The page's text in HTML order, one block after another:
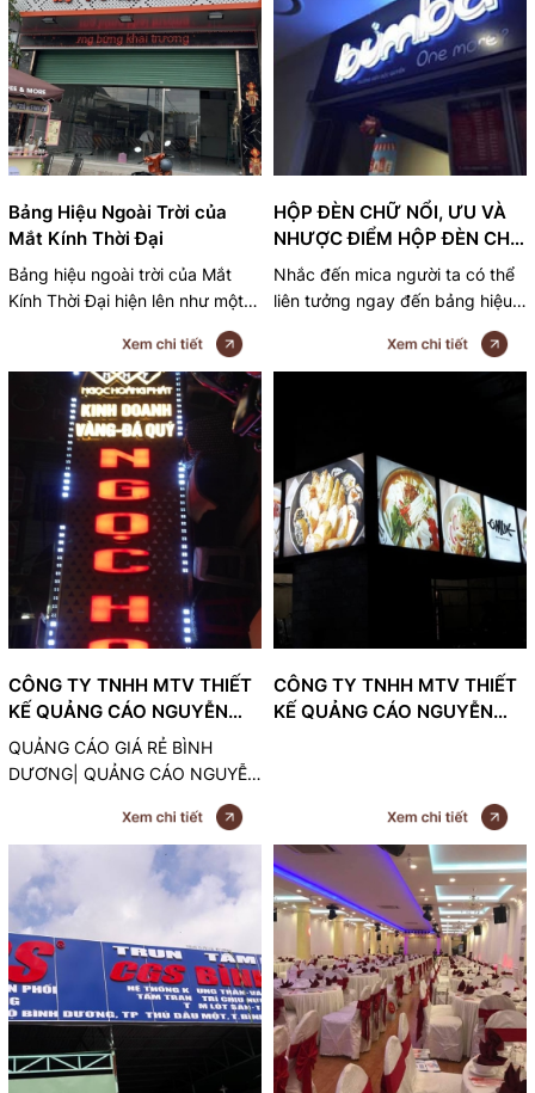
Bảng Hiệu Ngoài Trời của
Mắt Kính Thời Đại
Bảng hiệu ngoài trời của Mắt
Kính Thời Đại hiện lên như một
điểm nhấn sáng tạo giữa phố thị
ồn ào. Với nền màu sắc hiện đại
và thiết kế tinh tế, bảng hiệu thể
hiện sự sang trọng và chuyên
nghiệp của thương hiệu
HỘP ĐÈN CHỮ NỔI, ƯU VÀ
NHƯỢC ĐIỂM HỘP ĐÈN CHỮ
NỔI
Nhắc đến mica người ta có thể
liên tưởng ngay đến bảng hiệu
chữ nổi. Bảng hiệu chữ nổi mica
là phương thức quảng cáo
cùng tìm hiệu về loại bảng hiệu
quảng cáo này với những ưu
nhược điểm của nó.
CÔNG TY TNHH MTV THIẾT
KẾ QUẢNG CÁO NGUYỄN
MINH
QUẢNG CÁO GIÁ RẺ BÌNH
DƯƠNG| QUẢNG CÁO NGUYỄN
MINH - 0843777792, chúng tôi
chuyên xây dựng lắp đặt biển
quảng cáo tại bình dương, dĩ
an, thuận an, tân uyên
CÔNG TY TNHH MTV THIẾT
KẾ QUẢNG CÁO NGUYỄN